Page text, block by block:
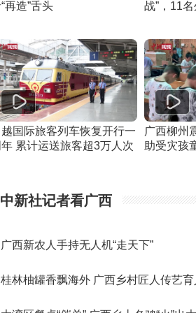
再造”舌头 战”，11
国际旅客列车恢复开行一
累计运送旅客超3万人次
广西柳州
助受灾孩
中新社记者看广西
广西新农人手持无人机“走天下”
桂林柚罐香飘海外 广西乡村匠人传艺育